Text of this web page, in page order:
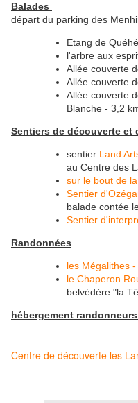
Balades
départ du parking des
Etang de
l'arbre aux
Allée couverte
Allée couverte
Allée couverte
Blanche - 3,2
Sentiers de découverte et
sentier Land
au Centre des
sur le bout de
Sentier
balade contée
Sentier
Randonnées
les Mégalithes -
le Chaperon
belvédère "la
hébergement
Centre de découverte les